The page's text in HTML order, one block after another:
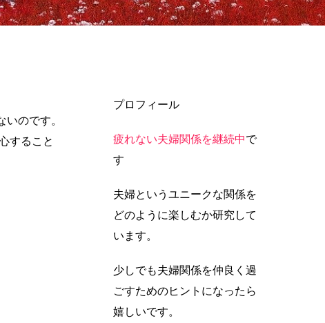
のです。
すること
プロフィール
疲れない夫婦関係を継続中で
す
夫婦というユニークな関係を
どのように楽しむか研究して
います。
少しでも夫婦関係を仲良く過
ごすためのヒントになったら
嬉しいです。